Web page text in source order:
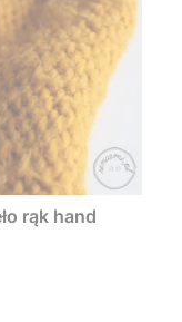
rąk hand